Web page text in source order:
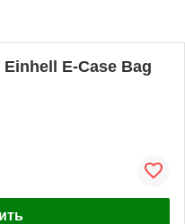
E-Case Bag